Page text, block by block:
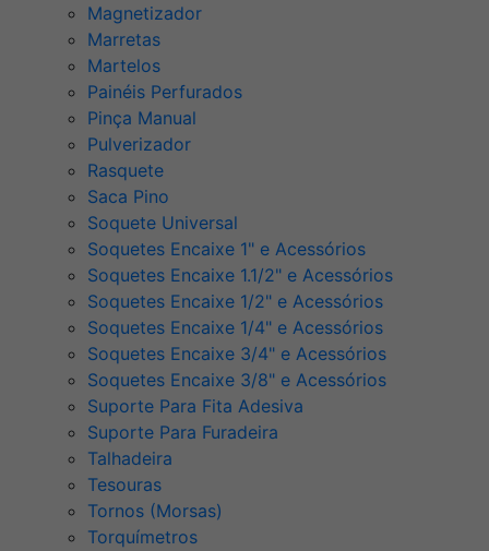
Magnetizador
Marretas
Martelos
Painéis Perfurados
Pinça Manual
Pulverizador
Rasquete
Saca Pino
Soquete Universal
Soquetes Encaixe 1" e Acessórios
Soquetes Encaixe 1.1/2" e Acessórios
Soquetes Encaixe 1/2" e Acessórios
Soquetes Encaixe 1/4" e Acessórios
Soquetes Encaixe 3/4" e Acessórios
Soquetes Encaixe 3/8" e Acessórios
Suporte Para Fita Adesiva
Suporte Para Furadeira
Talhadeira
Tesouras
Tornos (Morsas)
Torquímetros